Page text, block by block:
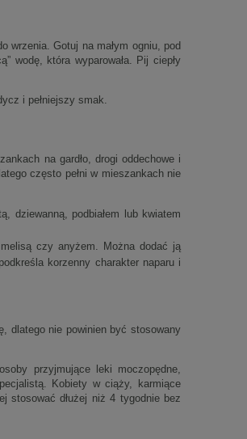
wrzenia. Gotuj na małym ogniu, pod
wodę, która wyparowała. Pij ciepły
i pełniejszy smak.
na gardło, drogi oddechowe i
często pełni w mieszankach nie
dziewanną, podbiałem lub kwiatem
czy anyżem. Można dodać ją
korzenny charakter naparu i
dlatego nie powinien być stosowany
przyjmujące leki moczopędne,
Kobiety w ciąży, karmiące
stosować dłużej niż 4 tygodnie bez